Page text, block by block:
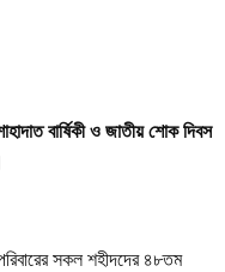
বার্ষিকী ও জাতীয় শোক দিবস
সকল শহীদদের ৪৮তম